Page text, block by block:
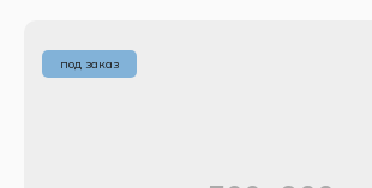
под заказ